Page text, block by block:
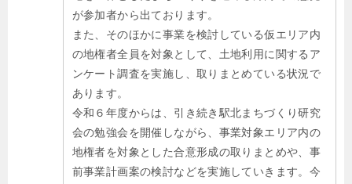
が参加者から出ております。
また、そのほかに事業を検討している仮エリア内
の地権者全員を対象として、土地利用に関するア
ンケート調査を実施し、取りまとめている状況で
あります。
令和６年度からは、引き続き駅北まちづくり研究
会の勉強会を開催しながら、事業対象エリア内の
地権者を対象とした合意形成の取りまとめや、事
前事業計画案の検討などを実施していきます。今